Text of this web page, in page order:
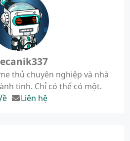
thủ chuyên nghiệp và nhà
tinh. Chỉ có thể có một.
Liên hệ